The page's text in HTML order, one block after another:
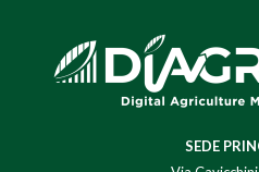
SEDE